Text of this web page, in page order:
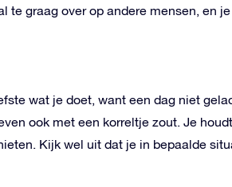
te graag over op andere mensen, en
wat je doet, want een dag niet
ook met een korreltje zout. Je
Kijk wel uit dat je in bepaalde